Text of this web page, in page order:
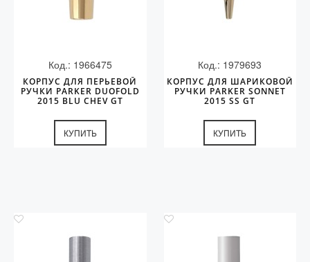
Код.: 1966475
КОРПУС ДЛЯ ПЕРЬЕВОЙ
РУЧКИ PARKER DUOFOLD
2015 BLU CHEV GT
КУПИТЬ
Код.: 1979693
КОРПУС ДЛЯ ШАРИКОВОЙ
РУЧКИ PARKER SONNET
2015 SS GT
КУПИТЬ
Упаковка